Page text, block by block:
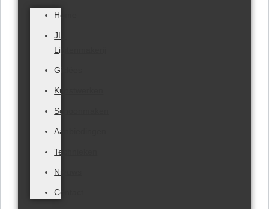
Home
JL-
Lijstenmakerij
Giclées
Kunstwerken
Schoonmaken
Aanbiedingen
Technieken
Nieuws
Contact